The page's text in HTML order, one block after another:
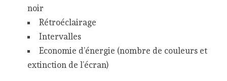
noir
Rétroéclairage
Intervalles
Economie d’énergie (nombre de couleurs et
extinction de l’écran)